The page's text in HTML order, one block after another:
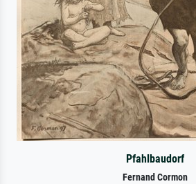
Pfahlbaudorf
Fernand Cormon